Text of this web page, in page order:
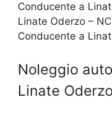
Linate Oderzo –
Conducente a
Noleggio
Linate Oderzo